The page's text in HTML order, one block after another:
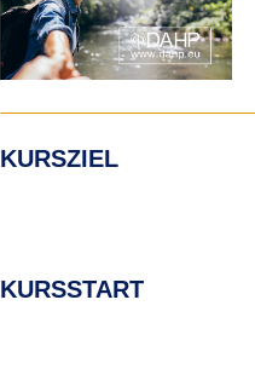
KURSZIEL
KURSSTART